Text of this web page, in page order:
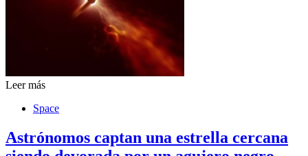
Leer más
Space
Astrónomos captan una estrella cercana